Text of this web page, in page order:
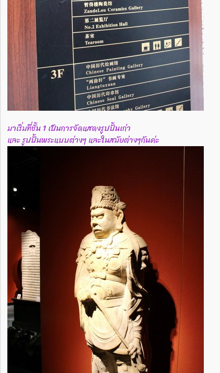
มาเริ่มที่ชั้น 1 เป็นการจัดแสดงรูปปั้นเก่า
และ รูปปั้นพระแบบต่างๆ และในสมัยต่างๆกันค่ะ